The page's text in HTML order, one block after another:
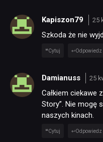
Kapiszon79 25
Szkoda że nie
Cytuj Odpowiedz
Damianuss 25
Całkiem ciekawe
Story”. Nie mogę
naszych kinach.
Cytuj Odpowiedz